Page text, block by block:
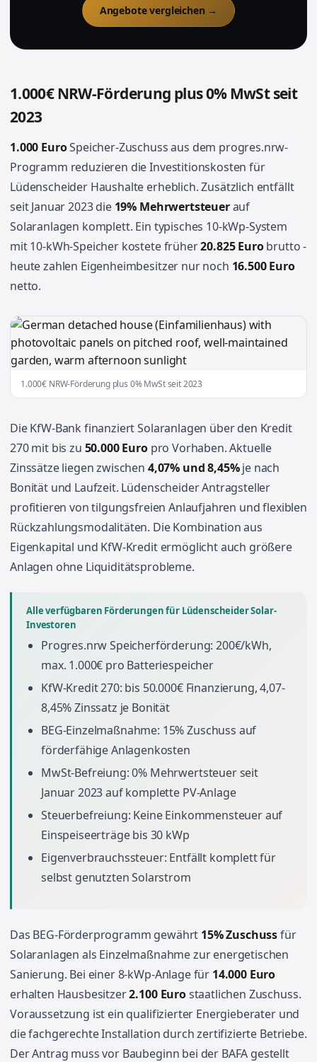
Angebote vergleichen →
1.000€ NRW-Förderung plus 0% MwSt seit
2023
1.000 EuroSpeicher-Zuschuss aus dem progres.nrw-
Programm reduzieren die Investitionskosten für
Lüdenscheider Haushalte erheblich. Zusätzlich entfällt
seit Januar 2023 die 19% Mehrwertsteuerauf
Solaranlagen komplett. Ein typisches 10-kWp-System
mit 10-kWh-Speicher kostete früher20.825 Eurobrutto -
heute zahlen Eigenheimbesitzer nur noch 16.500 Euro
netto.
1.000€ NRW-Förderung plus 0% MwSt seit 2023
Die KfW-Bank finanziert Solaranlagen über den Kredit
270 mit bis zu 50.000 Europro Vorhaben. Aktuelle
Zinssätze liegen zwischen 4,07% und 8,45%je nach
Bonität und Laufzeit. Lüdenscheider Antragsteller
profitieren von tilgungsfreien Anlaufjahren und flexiblen
Rückzahlungsmodalitäten. Die Kombination aus
Eigenkapital und KfW-Kredit ermöglicht auch größere
Anlagen ohne Liquiditätsprobleme.
Alle verfügbaren Förderungen für Lüdenscheider Solar-
Investoren
Progres.nrw Speicherförderung: 200€/kWh,
max. 1.000€ pro Batteriespeicher
KfW-Kredit 270: bis 50.000€ Finanzierung, 4,07-
8,45% Zinssatz je Bonität
BEG-Einzelmaßnahme: 15% Zuschuss auf
förderfähige Anlagenkosten
MwSt-Befreiung: 0% Mehrwertsteuer seit
Januar 2023 auf komplette PV-Anlage
Steuerbefreiung: Keine Einkommensteuer auf
Einspeiseerträge bis 30 kWp
Eigenverbrauchssteuer: Entfällt komplett für
selbst genutzten Solarstrom
Das BEG-Förderprogramm gewährt 15% Zuschussfür
Solaranlagen als Einzelmaßnahme zur energetischen
Sanierung. Bei einer 8-kWp-Anlage für 14.000 Euro
erhalten Hausbesitzer2.100 Eurostaatlichen Zuschuss.
Voraussetzung ist ein qualifizierter Energieberater und
die fachgerechte Installation durch zertifizierte Betriebe.
Der Antrag muss vor Baubeginn bei der BAFA gestellt